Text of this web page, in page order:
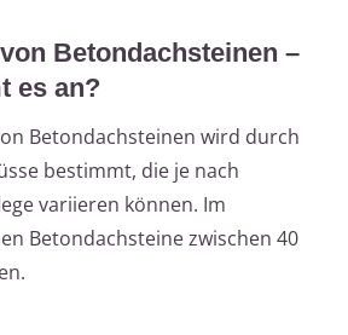
Betondachsteinen –
es an?
Betondachsteinen wird durch
bestimmt, die je nach
variieren können. Im
Betondachsteine zwischen 40